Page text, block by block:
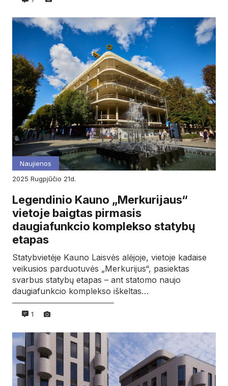
Naujienos
2025
rugpjūčio 21d.
Legendinio Kauno „Merkurijaus“
vietoje baigtas pirmasis
daugiafunkcio komplekso statybų
etapas
Statybvietėje Kauno Laisvės alėjoje, vietoje kadaise
veikusios parduotuvės „Merkurijus“, pasiektas
svarbus statybų etapas – ant statomo naujo
daugiafunkcio komplekso iškeltas…
1